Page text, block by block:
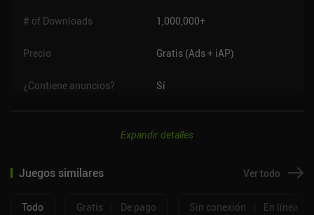
# of Downloads 1,000,000+
Precio Gratis (Ads + iAP)
¿Contiene anuncios? Sí
Expandir detalles
Juegos similares Ver todo
Todo Gratis De pago Sin conexión En línea